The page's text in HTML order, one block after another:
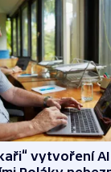
vytvoření